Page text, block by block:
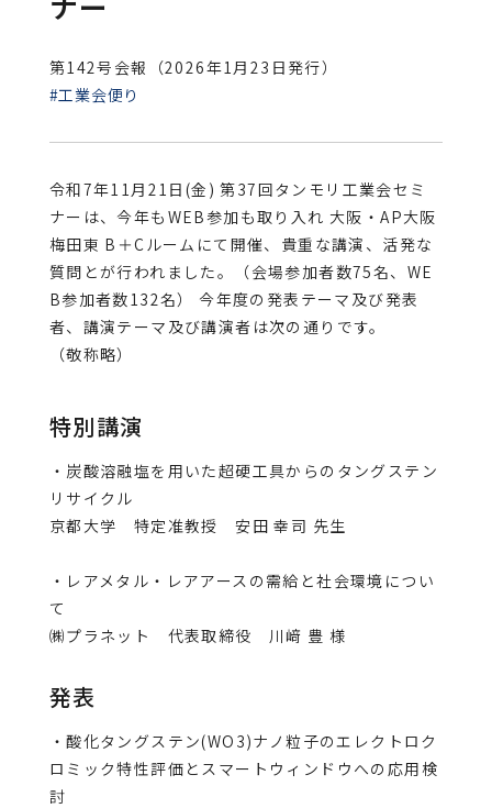
第142号会報（2026年1月23日発行）
#工業会便り
令和7年11月21日(金) 第37回タンモリ工業会セミ
ナーは、今年もWEB参加も取り入れ 大阪・AP大阪
梅田東 B＋Cルームにて開催、貴重な講演、活発な
質問とが行われました。（会場参加者数75名、WE
B参加者数132名） 今年度の発表テーマ及び発表
者、講演テーマ及び講演者は次の通りです。
（敬称略）
特別講演
・炭酸溶融塩を用いた超硬工具からのタングステン
リサイクル
京都大学 特定准教授 安田 幸司 先生
・レアメタル・レアアースの需給と社会環境につい
て
㈱プラネット 代表取締役 川﨑 豊 様
発表
・酸化タングステン(WO3)ナノ粒子のエレクトロク
ロミック特性評価とスマートウィンドウへの応用検
討